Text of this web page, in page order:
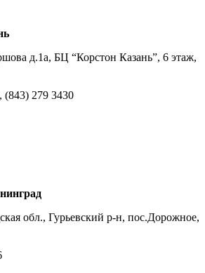
д.1а, БЦ “Корстон Казань”, 6 этаж,
(843) 279 3430
обл., Гурьевский р-н, пос.Дорожное,